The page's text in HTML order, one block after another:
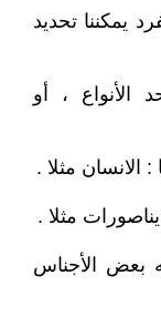
يمكننا تحديد
الأنواع ، أو
الانسان مثلا .
مثلا .
بعض الأجناس